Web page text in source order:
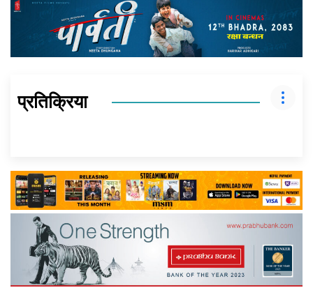
प्रतिक्रिया